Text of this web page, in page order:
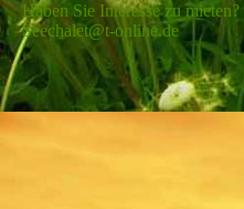
Haben Sie Interesse zu
Seechalet@t-online.de